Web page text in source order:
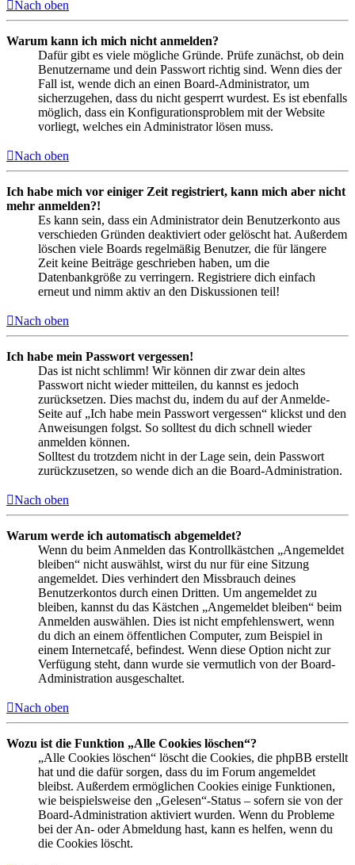
Nach oben
Warum kann ich mich nicht anmelden?
Dafür gibt es viele mögliche Gründe. Prüfe zunächst, ob dein
Benutzername und dein Passwort richtig sind. Wenn dies der
Fall ist, wende dich an einen Board-Administrator, um
sicherzugehen, dass du nicht gesperrt wurdest. Es ist ebenfalls
möglich, dass ein Konfigurationsproblem mit der Website
vorliegt, welches ein Administrator lösen muss.
Nach oben
Ich habe mich vor einiger Zeit registriert, kann mich aber nicht
mehr anmelden?!
Es kann sein, dass ein Administrator dein Benutzerkonto aus
verschieden Gründen deaktiviert oder gelöscht hat. Außerdem
löschen viele Boards regelmäßig Benutzer, die für längere
Zeit keine Beiträge geschrieben haben, um die
Datenbankgröße zu verringern. Registriere dich einfach
erneut und nimm aktiv an den Diskussionen teil!
Nach oben
Ich habe mein Passwort vergessen!
Das ist nicht schlimm! Wir können dir zwar dein altes
Passwort nicht wieder mitteilen, du kannst es jedoch
zurücksetzen. Dies machst du, indem du auf der Anmelde-
Seite auf „Ich habe mein Passwort vergessen“ klickst und den
Anweisungen folgst. So solltest du dich schnell wieder
anmelden können.
Solltest du trotzdem nicht in der Lage sein, dein Passwort
zurückzusetzen, so wende dich an die Board-Administration.
Nach oben
Warum werde ich automatisch abgemeldet?
Wenn du beim Anmelden das Kontrollkästchen „Angemeldet
bleiben“ nicht auswählst, wirst du nur für eine Sitzung
angemeldet. Dies verhindert den Missbrauch deines
Benutzerkontos durch einen Dritten. Um angemeldet zu
bleiben, kannst du das Kästchen „Angemeldet bleiben“ beim
Anmelden auswählen. Dies ist nicht empfehlenswert, wenn
du dich an einem öffentlichen Computer, zum Beispiel in
einem Internetcafé, befindest. Wenn diese Option nicht zur
Verfügung steht, dann wurde sie vermutlich von der Board-
Administration ausgeschaltet.
Nach oben
Wozu ist die Funktion „Alle Cookies löschen“?
„Alle Cookies löschen“ löscht die Cookies, die phpBB erstellt
hat und die dafür sorgen, dass du im Forum angemeldet
bleibst. Außerdem ermöglichen Cookies einige Funktionen,
wie beispielsweise den „Gelesen“-Status – sofern sie von der
Board-Administration aktiviert wurden. Wenn du Probleme
bei der An- oder Abmeldung hast, kann es helfen, wenn du
die Cookies löscht.